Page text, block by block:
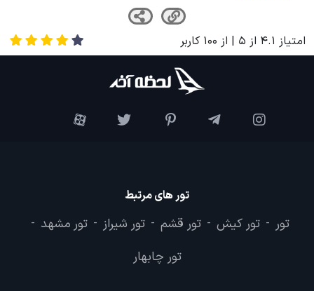
امتیاز 4.1 از 5 | از 100 کاربر
تور های مرتبط
تور - تور کیش - تور قشم - تور شیراز - تور مشهد -
تور چابهار